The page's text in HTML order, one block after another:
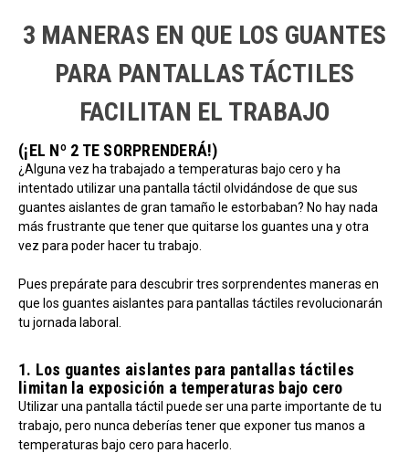
3 MANERAS EN QUE LOS GUANTES
PARA PANTALLAS TÁCTILES
FACILITAN EL TRABAJO
(¡EL Nº 2 TE SORPRENDERÁ!)
¿Alguna vez ha trabajado a temperaturas bajo cero y ha
intentado utilizar una pantalla táctil olvidándose de que sus
guantes aislantes de gran tamaño le estorbaban? No hay nada
más frustrante que tener que quitarse los guantes una y otra
vez para poder hacer tu trabajo.
Pues prepárate para descubrir tres sorprendentes maneras en
que los guantes aislantes para pantallas táctiles revolucionarán
tu jornada laboral.
1. Los guantes aislantes para pantallas táctiles
limitan la exposición a temperaturas bajo cero
Utilizar una pantalla táctil puede ser una parte importante de tu
trabajo, pero nunca deberías tener que exponer tus manos a
temperaturas bajo cero para hacerlo.